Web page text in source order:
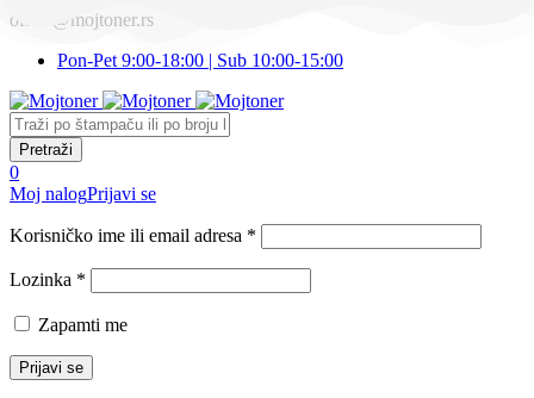
office@mojtoner.rs
Pon-Pet 9:00-18:00 | Sub 10:00-15:00
0
Moj nalogPrijavi se
Korisničko ime ili email adresa *
Lozinka *
Zapamti me